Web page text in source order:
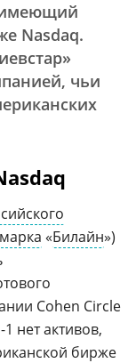
имеющий
Nasdaq.
чьи
«Билайн»)
Cohen Circle
нет активов,
бирже